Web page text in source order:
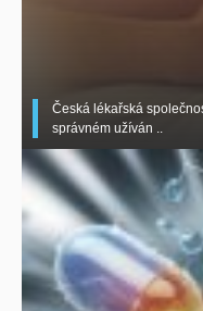
Česká lékařská
správném užíván ..